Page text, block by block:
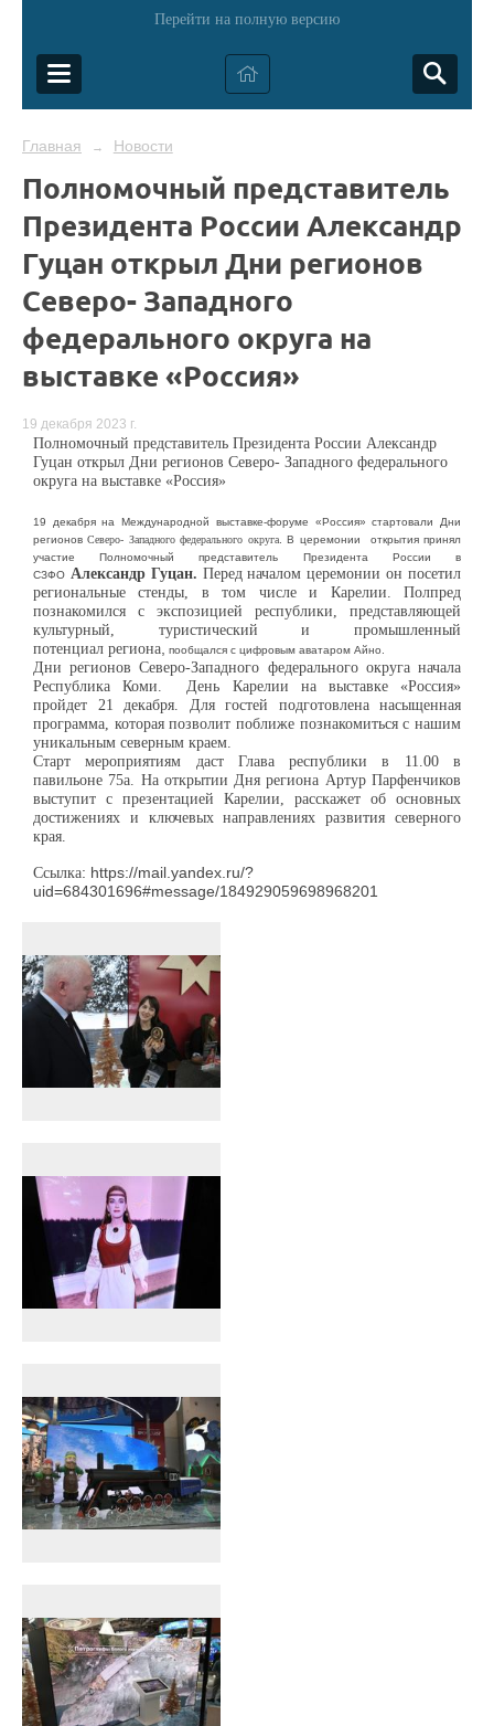
Перейти на полную версию
Главная → Новости
Полномочный представитель
Президента России Александр
Гуцан открыл Дни регионов
Северо- Западного
федерального округа на
выставке «Россия»
19 декабря 2023 г.
Полномочный представитель Президента России Александр
Гуцан открыл Дни регионов Северо- Западного федерального
округа на выставке «Россия»
19 декабря на Международной выставке-форуме «Россия» стартовали Дни
регионовСеверо- Западного федерального округа. В церемонии открытия принял
участие Полномочный представитель Президента России в
СЗФО Александр Гуцан. Перед началом церемонии он посетил
региональные стенды, в том числе и Карелии. Полпред
познакомился с экспозицией республики, представляющей
культурный, туристический и промышленный
потенциал региона пообщался с цифровым аватаром Айно.
Дни регионов Северо-Западного федерального округа начала
Республика Коми. День Карелии на выставке «Россия»
пройдет 21 декабря. Для гостей подготовлена насыщенная
программа, которая позволит поближе познакомиться с нашим
уникальным северным краем.
Старт мероприятиям даст Глава республики в 11.00 в
павильоне 75a. На открытии Дня региона Артур Парфенчиков
выступит с презентацией Карелии, расскажет об основных
достижениях и ключевых направлениях развития северного
края.
Ссылка: https://mail.yandex.ru/?
uid=684301696#message/184929059698968201